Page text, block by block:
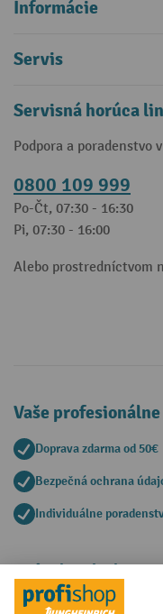
Informácie
Servis
Servisná horúca
Podpora a poradenstvo
0800 109 999
Po-Čt, 07:30 - 16:30
Pi, 07:30 - 16:00
Alebo prostredníctvom
Vaše
Doprava zdarma od 50€
Bezpečná ochrana
Individuálne
Spôsoby platby